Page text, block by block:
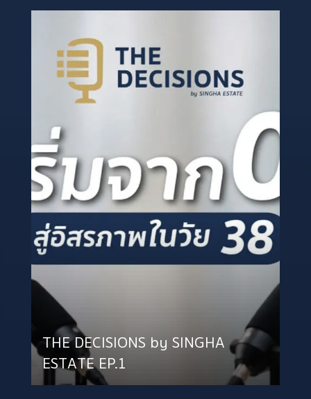
THE DECISIONS by SINGHA
ESTATE EP.1